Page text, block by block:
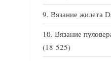
Вязание жилета
Вязание
(18 525)